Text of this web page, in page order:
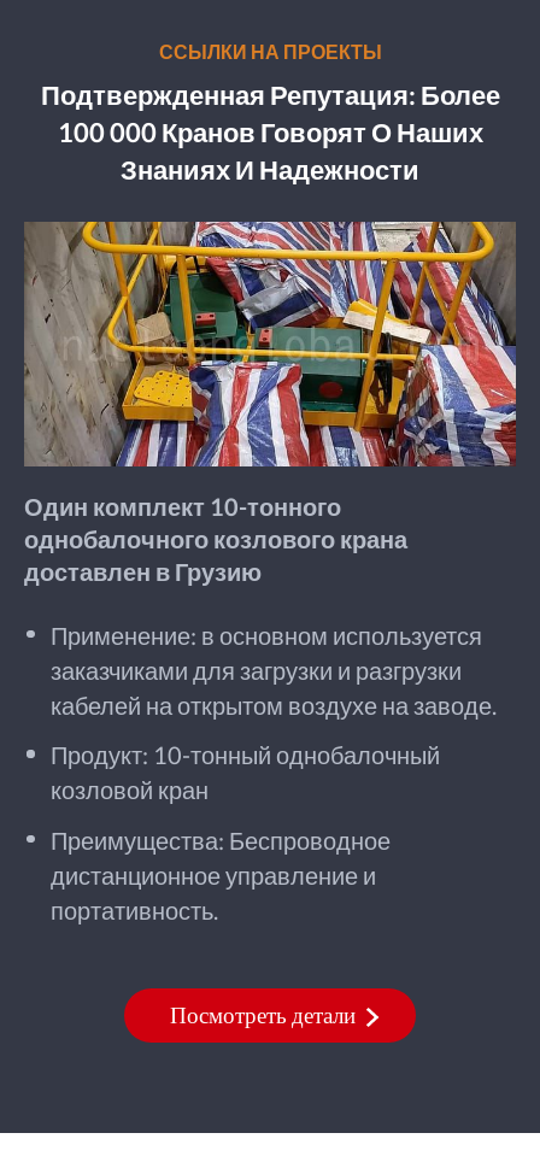
ССЫЛКИ НА ПРОЕКТЫ
Подтвержденная Репутация: Более
100 000 Кранов Говорят О Наших
Знаниях И Надежности
Один комплект 10-тонного
однобалочного козлового крана
доставлен в Грузию
Применение: в основном используется
заказчиками для загрузки и разгрузки
кабелей на открытом воздухе на заводе.
Продукт: 10-тонный однобалочный
козловой кран
Преимущества: Беспроводное
дистанционное управление и
портативность.
Посмотреть детали